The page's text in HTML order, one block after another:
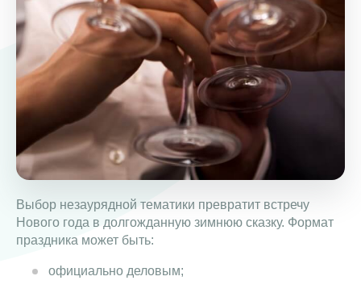
Выбор незаурядной тематики превратит встречу
Нового года в долгожданную зимнюю сказку. Формат
праздника может быть:
официально деловым;